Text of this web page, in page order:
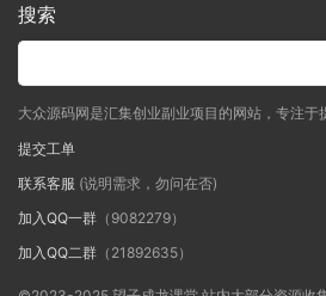
搜索
大众源码网是汇集创业副业项目的网站，专注于
提交工单
联系客服 (说明需求，勿问在否)
加入QQ一群 （9082279）
加入QQ二群 （21892635）